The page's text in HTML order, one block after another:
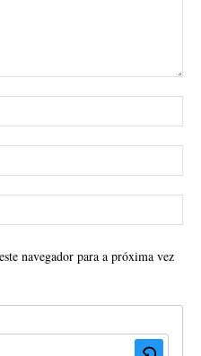
navegador para a próxima vez